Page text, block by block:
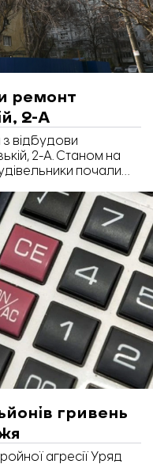
ремонт
2-А
відбудови
2-А. Станом на
почали
гривень
агресії Уряд